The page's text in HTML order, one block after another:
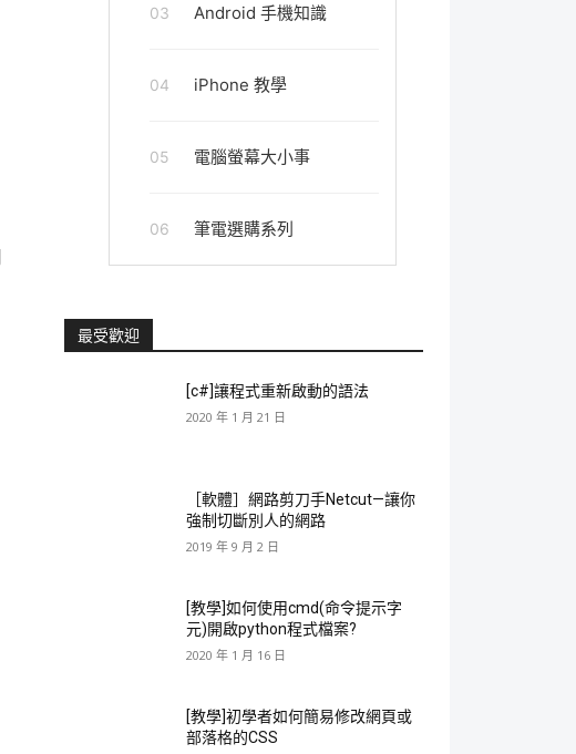
03 Android 手機知識
04 iPhone 教學
05 電腦螢幕大小事
06 筆電選購系列
最受歡迎
[c#]讓程式重新啟動的語法
2020 年 1 月 21 日
［軟體］網路剪刀手Netcut—讓你
強制切斷別人的網路
2019 年 9 月 2 日
[教學]如何使用cmd(命令提示字
元)開啟python程式檔案?
2020 年 1 月 16 日
[教學]初學者如何簡易修改網頁或
部落格的CSS